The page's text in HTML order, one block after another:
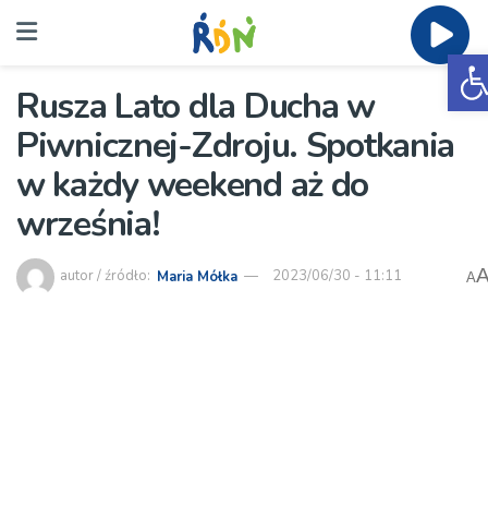
Rusza Lato dla Ducha w
Piwnicznej-Zdroju. Spotkania
w każdy weekend aż do
września!
autor / źródło: Maria Mółka 2023/06/30 - 11:11 A